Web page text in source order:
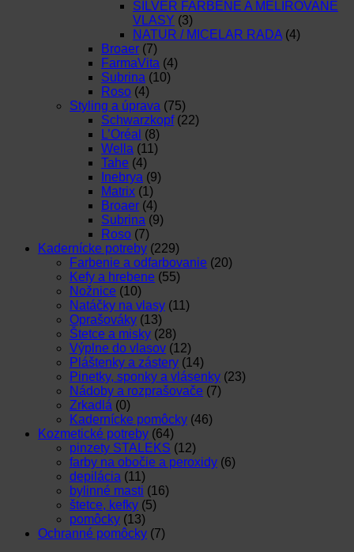
SILVER FARBENÉ A MELÍROVANÉ
VLASY (3)
NATUR / MICELAR RADA (4)
Broaer (7)
FarmaVita (4)
Subrina (10)
Roso (4)
Styling a úprava (75)
Schwarzkopf (22)
L’Oréal (8)
Wella (11)
Tahe (4)
Inebrya (9)
Matrix (1)
Broaer (4)
Subrina (9)
Roso (7)
Kadernícke potreby (229)
Farbenie a odfarbovanie (20)
Kefy a hrebene (55)
Nožnice (10)
Natáčky na vlasy (11)
Oprašováky (13)
Štetce a misky (28)
Výplne do vlasov (12)
Pláštenky a zástery (14)
Pinetky, sponky a vlásenky (23)
Nádoby a rozprašovače (7)
Zrkadlá (0)
Kadernícke pomôcky (46)
Kozmetické potreby (64)
pinzety STALEKS (12)
farby na obočie a peroxidy (6)
depilácia (11)
bylinné masti (16)
štetce, kefky (5)
pomôcky (13)
Ochranné pomôcky (7)